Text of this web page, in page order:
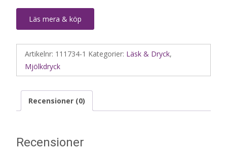
Läs mera & köp
Artikelnr: 111734-1 Kategorier: Läsk & Dryck,
Mjölkdryck
Recensioner (0)
Recensioner